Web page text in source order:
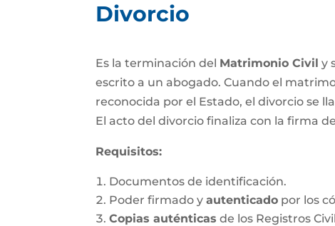
Divorcio
Es la terminación del Matrimonio Civil y
escrito a un abogado. Cuando el
reconocida por el Estado, el divorcio se
El acto del divorcio finaliza con la firma
Requisitos:
Documentos de identificación.
Poder firmado yautenticado por los
Copias auténticas de los Registros